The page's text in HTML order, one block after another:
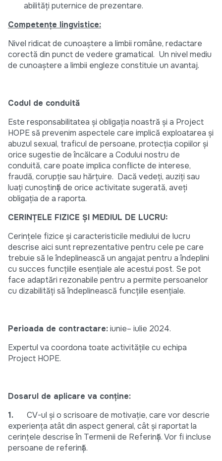
abilități puternice de prezentare.
Competențe lingvistice:
Nivel ridicat de cunoaștere a limbii române, redactare
corectă din punct de vedere gramatical. Un nivel mediu
de cunoaștere a limbii engleze constituie un avantaj.
Codul de conduită
Este responsabilitatea și obligația noastră și a Project
HOPE să prevenim aspectele care implică exploatarea și
abuzul sexual, traficul de persoane, protecția copiilor și
orice sugestie de încălcare a Codului nostru de
conduită, care poate implica conflicte de interese,
fraudă, corupție sau hărțuire. Dacă vedeți, auziți sau
luați cunoștință de orice activitate sugerată, aveți
obligația de a raporta.
CERINȚELE FIZICE ȘI MEDIUL DE LUCRU:
Cerințele fizice și caracteristicile mediului de lucru
descrise aici sunt reprezentative pentru cele pe care
trebuie să le îndeplinească un angajat pentru a îndeplini
cu succes funcțiile esențiale ale acestui post. Se pot
face adaptări rezonabile pentru a permite persoanelor
cu dizabilități să îndeplinească funcțiile esențiale.
Perioada de contractare:iunie– iulie 2024.
Expertul va coordona toate activitățile cu echipa
Project HOPE.
Dosarul de aplicare va conține:
1.
CV-ul și o scrisoare de motivație, care vor descrie
experiența atât din aspect general, cât și raportat la
cerințele descrise în Termenii de Referință. Vor fi incluse
persoane de referință.